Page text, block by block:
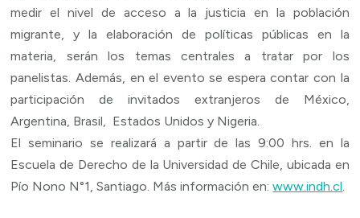
medir el nivel de acceso a la justicia en la población
migrante, y la elaboración de políticas públicas en la
materia, serán los temas centrales a tratar por los
panelistas. Además, en el evento se espera contar con la
participación de invitados extranjeros de México,
Argentina, Brasil, Estados Unidos y Nigeria.
El seminario se realizará a partir de las 9:00 hrs. en la
Escuela de Derecho de la Universidad de Chile, ubicada en
Pío Nono N°1, Santiago. Más información en:www.indh.cl.